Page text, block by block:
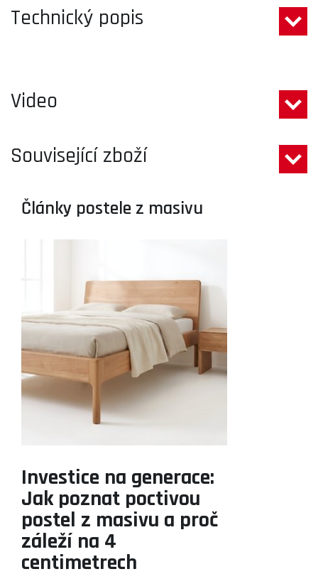
Články postele z masivu
Investice na generace:
Jak poznat poctivou
postel z masivu a proč
záleží na 4
centimetrech
Technický popis
Video
Související zboží